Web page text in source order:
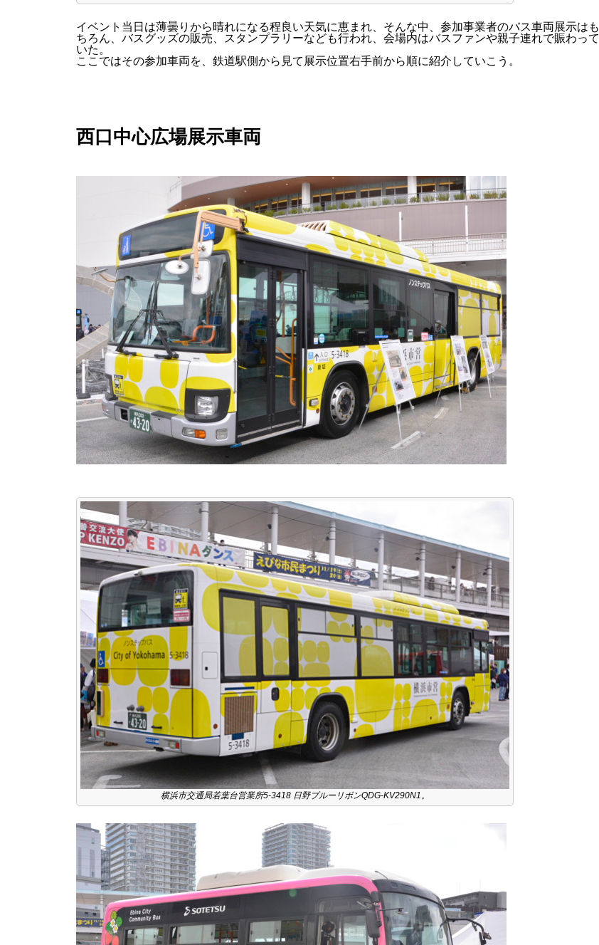
イベント当日は薄曇りから晴れになる程良い天気に恵まれ、そんな中、参加事業者のバス車両展示はも
ちろん、バスグッズの販売、スタンプラリーなども行われ、会場内はバスファンや親子連れで賑わって
いた。
ここではその参加車両を、鉄道駅側から見て展示位置右手前から順に紹介していこう。
西口中心広場展示車両
横浜市交通局若葉台営業所5-3418 日野ブルーリボンQDG-KV290N1。